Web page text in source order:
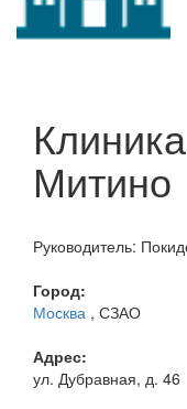
Митино
Руководитель:
Город:
Москва , СЗАО
Адрес:
ул. Дубравная, д. 46